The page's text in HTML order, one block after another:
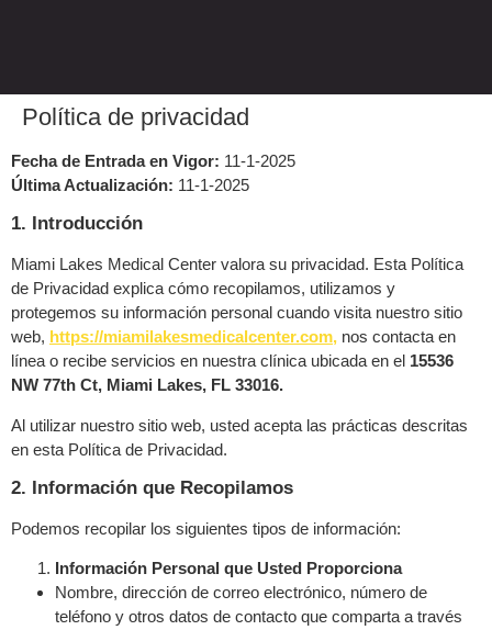
Política de privacidad
Fecha de Entrada en Vigor: 11-1-2025
Última Actualización: 11-1-2025
1. Introducción
Miami Lakes Medical Center valora su privacidad. Esta Política
de Privacidad explica cómo recopilamos, utilizamos y
protegemos su información personal cuando visita nuestro sitio
web, https://miamilakesmedicalcenter.com, nos contacta en
línea o recibe servicios en nuestra clínica ubicada en el 15536
NW 77th Ct, Miami Lakes, FL 33016.
Al utilizar nuestro sitio web, usted acepta las prácticas descritas
en esta Política de Privacidad.
2. Información que Recopilamos
Podemos recopilar los siguientes tipos de información:
Información Personal que Usted Proporciona
Nombre, dirección de correo electrónico, número de
teléfono y otros datos de contacto que comparta a través